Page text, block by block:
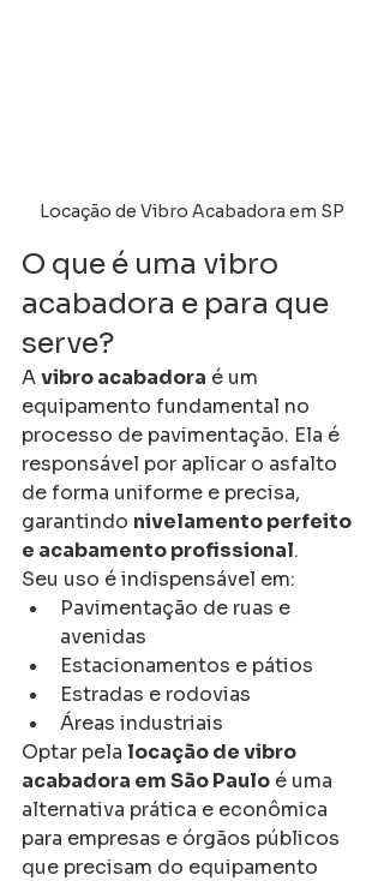
Locação de Vibro Acabadora em SP
O que é uma vibro
acabadora e para que
serve?
A vibro acabadora é um
equipamento fundamental no
processo de pavimentação. Ela é
responsável por aplicar o asfalto
de forma uniforme e precisa,
garantindo nivelamento perfeito
e acabamento profissional.
Seu uso é indispensável em:
Pavimentação de ruas e
avenidas
Estacionamentos e pátios
Estradas e rodovias
Áreas industriais
Optar pela locação de vibro
acabadora em São Paulo é uma
alternativa prática e econômica
para empresas e órgãos públicos
que precisam do equipamento